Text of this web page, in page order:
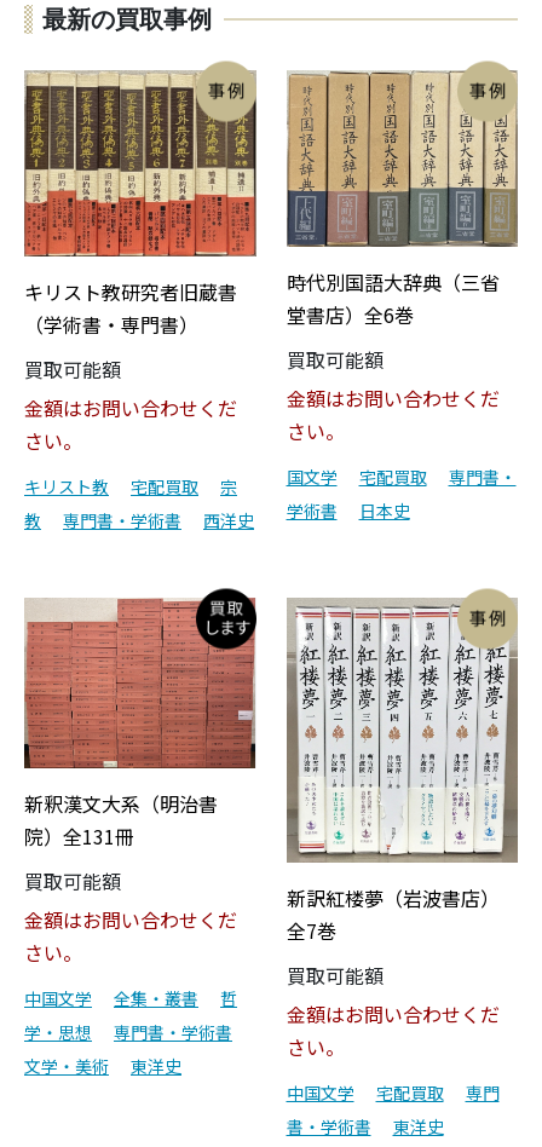
最新の買取事例
キリスト教研究者旧蔵書
（学術書・専門書）
買取可能額
金額はお問い合わせくだ
さい。
キリスト教 宅配買取
宗
教
専門書・学術書 西洋史
時代別国語大辞典（三省
堂書店）全6巻
買取可能額
金額はお問い合わせくだ
さい。
国文学 宅配買取
専門書・
学術書
日本史
新釈漢文大系（明治書
院）全131冊
買取可能額
金額はお問い合わせくだ
さい。
中国文学 全集・叢書
哲
学・思想
専門書・学術書
文学・美術
東洋史
新訳紅楼夢（岩波書店）
全7巻
買取可能額
金額はお問い合わせくだ
さい。
中国文学 宅配買取
専門
書・学術書
東洋史